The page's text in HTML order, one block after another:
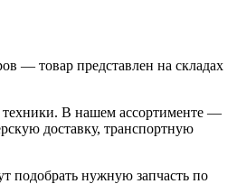
— товар представлен на складах
техники. В нашем ассортименте —
доставку, транспортную
подобрать нужную запчасть по